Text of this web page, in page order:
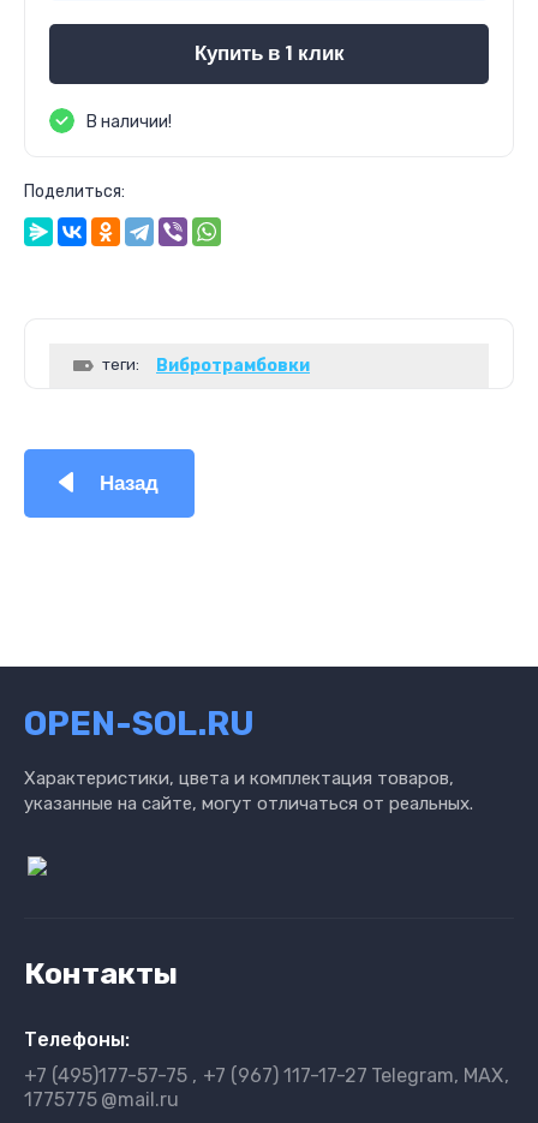
Купить в 1 клик
В наличии!
Поделиться:
теги: Вибротрамбовки
Назад
OPEN-SOL.RU
Характеристики, цвета и комплектация товаров,
указанные на сайте, могут отличаться от реальных.
Контакты
Телефоны:
+7 (495)177-57-75
+7 (967) 117-17-27 Telegram, MAX
1775775 @mail.ru